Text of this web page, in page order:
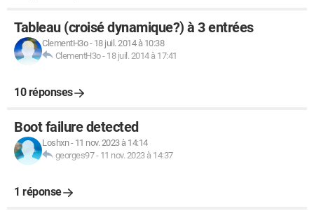
Tableau (croisé dynamique?) à 3 entrées
ClementH3o- 18 juil. 2014 à 10:38
ClementH3o- 18 juil. 2014 à 17:41
10 réponses
Boot failure detected
Loshxn- 11 nov. 2023 à 14:14
georges97- 11 nov. 2023 à 14:37
1 réponse